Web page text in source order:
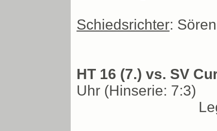
Schiedsrichter:
HT 16 (7.) vs. SV
Uhr (Hinserie: 7:3)